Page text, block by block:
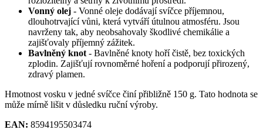
Vonný olej - Vonné oleje dodávají svíčce příjemnou,
dlouhotrvající vůni, která vytváří útulnou atmosféru. Jsou
navrženy tak, aby neobsahovaly škodlivé chemikálie a
zajišťovaly příjemný zážitek.
Bavlněný knot - Bavlněné knoty hoří čistě, bez toxických
zplodin. Zajišťují rovnoměrné hoření a podporují přirozený,
zdravý plamen.
Hmotnost vosku v jedné svíčce činí přibližně 150 g. Tato hodnota se
může mírně lišit v důsledku ruční výroby.
EAN: 8594195503474